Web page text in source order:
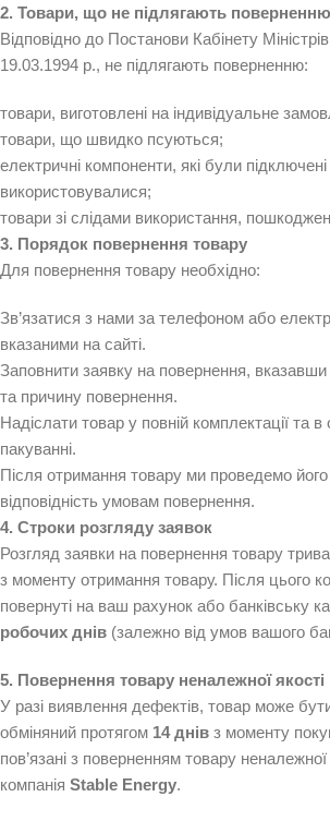
2. Товари, що не підлягають поверненню
Відповідно до Постанови Кабінету
19.03.1994 р., не підлягають поверненню:
товари, виготовлені на індивідуальне
товари, що швидко псуються;
електричні компоненти, які були підключені
використовувалися;
товари зі слідами використання,
3. Порядок повернення товару
Для повернення товару необхідно:
Зв’язатися з нами за телефоном або
вказаними на сайті.
Заповнити заявку на повернення,
та причину повернення.
Надіслати товар у повній комплектації та в
пакуванні.
Після отримання товару ми проведемо його
відповідність умовам повернення.
4. Строки розгляду заявок
Розгляд заявки на повернення товару
з моменту отримання товару. Після цього
повернуті на ваш рахунок або банківську
робочих днів (залежно від умов вашого
5. Повернення товару неналежної якості
У разі виявлення дефектів, товар може
обміняний протягом 14 днів з моменту
пов’язані з поверненням товару
компанія Stable Energy.